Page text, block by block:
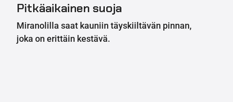
Pitkäaikainen suoja
Miranolilla saat kauniin täyskiiltävän pinnan,
joka on erittäin kestävä.